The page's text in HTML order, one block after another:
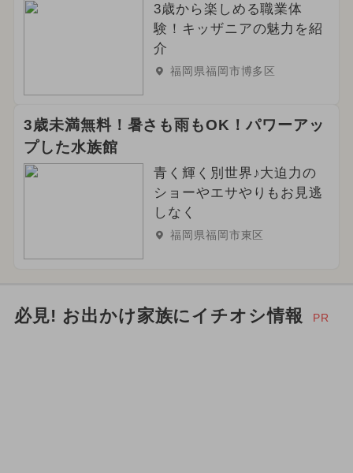
3歳から楽しめる職業体
験！キッザニアの魅力を紹
介
福岡県福岡市博多区
3歳未満無料！暑さも雨もOK！パワーアッ
プした水族館
青く輝く別世界♪大迫力の
ショーやエサやりもお見逃
しなく
福岡県福岡市東区
必見! お出かけ家族にイチオシ情報 PR